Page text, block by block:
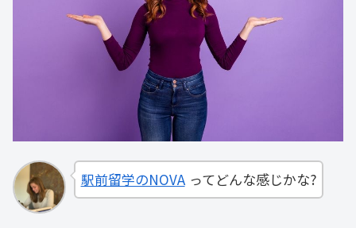
駅前留学のNOVA ってどんな感じかな?